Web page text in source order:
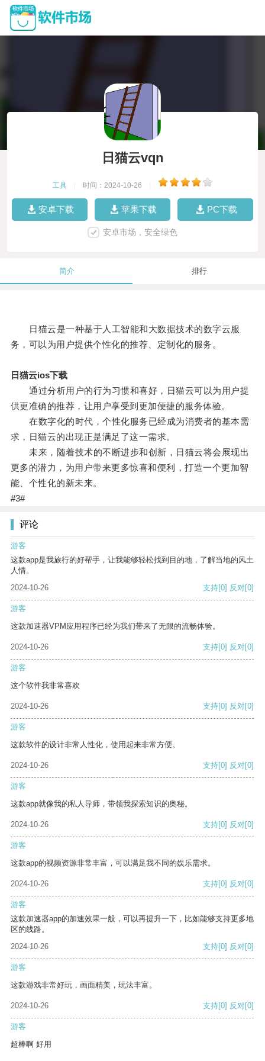
日猫云vqn
工具 时间：2024-10-26
安卓下载 苹果下载 PC下载
安卓市场，安全绿色
简介 排行
日猫云是一种基于人工智能和大数据技术的数字云服
务，可以为用户提供个性化的推荐、定制化的服务。
日猫云ios下载
通过分析用户的行为习惯和喜好，日猫云可以为用户提
供更准确的推荐，让用户享受到更加便捷的服务体验。
在数字化的时代，个性化服务已经成为消费者的基本需
求，日猫云的出现正是满足了这一需求。
未来，随着技术的不断进步和创新，日猫云将会展现出
更多的潜力，为用户带来更多惊喜和便利，打造一个更加智
能、个性化的新未来。
#3#
评论
游客
这款app是我旅行的好帮手，让我能够轻松找到目的地，了解当地的风土
人情。
2024-10-26
支持[0] 反对[0]
游客
这款加速器VPM应用程序已经为我们带来了无限的流畅体验。
2024-10-26 支持[0] 反对[0]
游客
这个软件我非常喜欢
2024-10-26 支持[0] 反对[0]
游客
这款软件的设计非常人性化，使用起来非常方便。
2024-10-26 支持[0] 反对[0]
游客
这款app就像我的私人导师，带领我探索知识的奥秘。
2024-10-26 支持[0] 反对[0]
游客
这款app的视频资源非常丰富，可以满足我不同的娱乐需求。
2024-10-26 支持[0] 反对[0]
游客
这款加速器app的加速效果一般，可以再提升一下，比如能够支持更多地
区的线路。
2024-10-26
支持[0] 反对[0]
游客
这款游戏非常好玩，画面精美，玩法丰富。
2024-10-26 支持[0] 反对[0]
游客
超棒啊 好用